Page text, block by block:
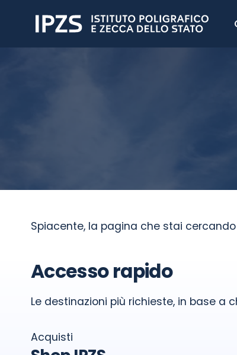
Spiacente, la pagina che stai
Accesso rapido
Le destinazioni più richieste, in base a
Acquisti